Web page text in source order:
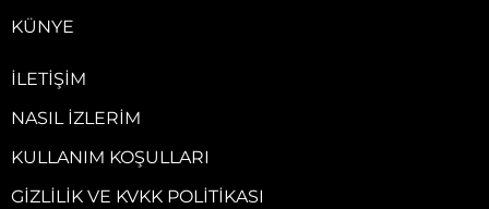
KÜNYE
İLETIŞIM
NASIL İZLERIM
KULLANIM KOŞULLARI
GIZLILIK VE KVKK POLITIKASI